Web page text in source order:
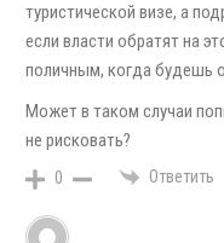
туристической визе, а
если власти обратят на
поличным, когда будешь
Может в таком случаи
не рисковать?
0 Ответить